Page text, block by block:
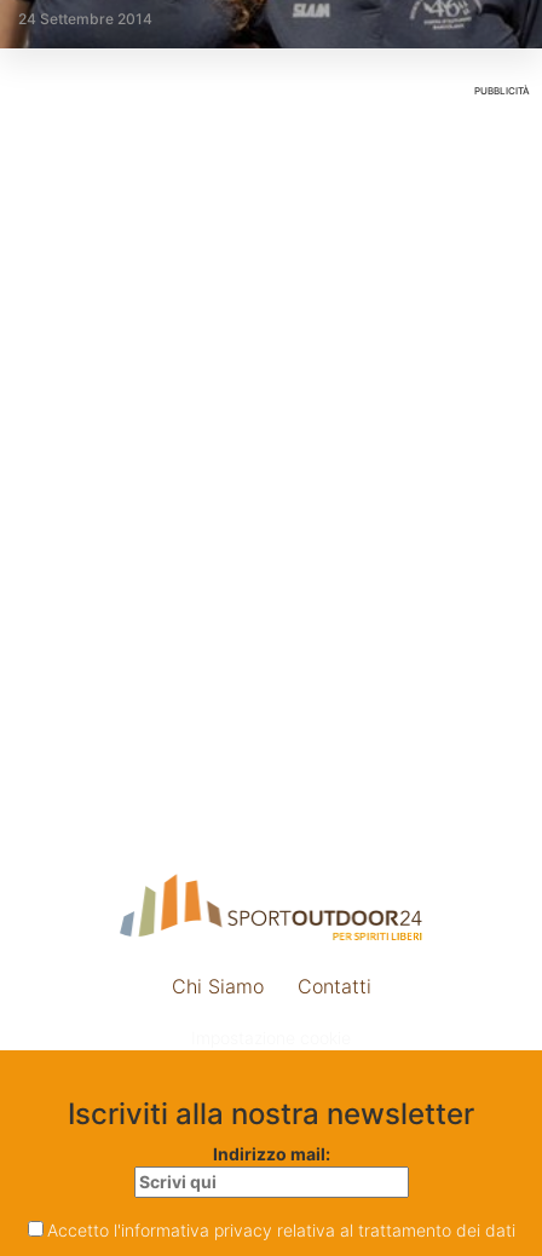
24 Settembre 2014
PUBBLICITÀ
Chi Siamo Contatti
Iscriviti alla nostra newsletter
Indirizzo mail:
Accetto l'informativa privacy relativa al trattamento dei dati